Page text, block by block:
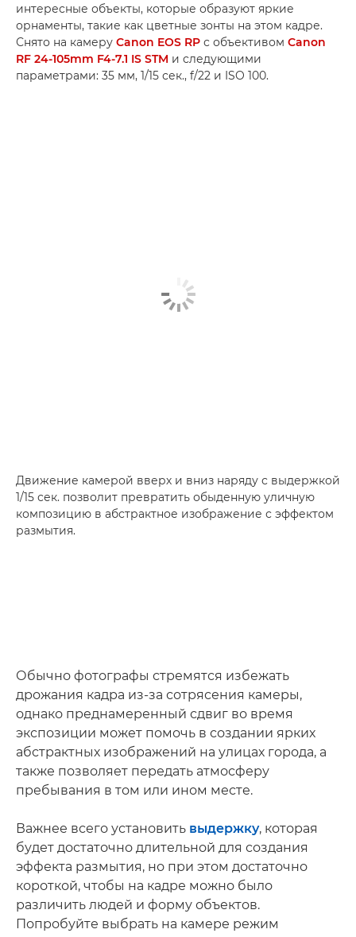
интересные объекты, которые образуют яркие
орнаменты, такие как цветные зонты на этом кадре.
Снято на камеру Canon EOS RP с объективом Canon
RF 24-105mm F4-7.1 IS STM и следующими
параметрами: 35 мм, 1/15 сек., f/22 и ISO 100.
Движение камерой вверх и вниз наряду с выдержкой
1/15 сек. позволит превратить обыденную уличную
композицию в абстрактное изображение с эффектом
размытия.
Обычно фотографы стремятся избежать
дрожания кадра из-за сотрясения камеры,
однако преднамеренный сдвиг во время
экспозиции может помочь в создании ярких
абстрактных изображений на улицах города, а
также позволяет передать атмосферу
пребывания в том или ином месте.
Важнее всего установить выдержку, которая
будет достаточно длительной для создания
эффекта размытия, но при этом достаточно
короткой, чтобы на кадре можно было
различить людей и форму объектов.
Попробуйте выбрать на камере режим